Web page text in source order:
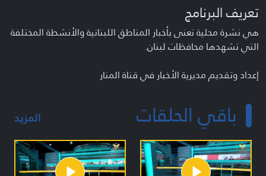
تعريف البرنامج
هي نشرة محلية تعنى بأخبار المناطق اللبنانية والأنشطة المختلفة
التي تشهدها محافظات لبنان.
إعداد وتقديم مديرية الأخبار في قناة المنار
باقي الحلقات المزيد